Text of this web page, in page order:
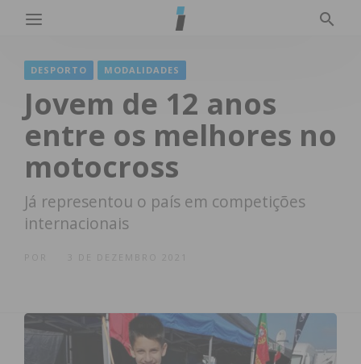
DESPORTO MODALIDADES
Jovem de 12 anos
entre os melhores no
motocross
Já representou o país em competições
internacionais